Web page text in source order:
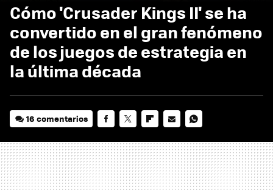
Cómo 'Crusader Kings II' se ha
convertido en el gran fenómeno
de los juegos de estrategia en
la última década
16 comentarios
MAIL